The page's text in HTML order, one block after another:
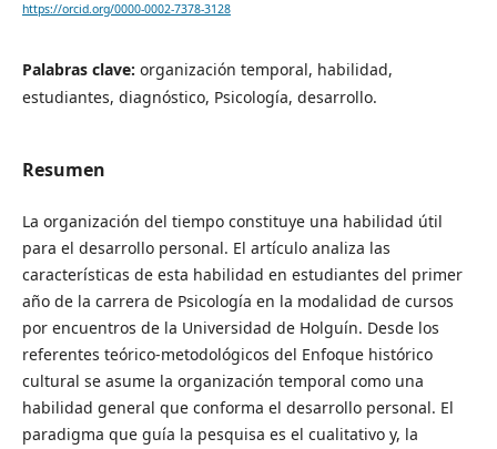
https://orcid.org/0000-0002-7378-3128
Palabras clave: organización temporal, habilidad,
estudiantes, diagnóstico, Psicología, desarrollo.
Resumen
La organización del tiempo constituye una habilidad útil
para el desarrollo personal. El artículo analiza las
características de esta habilidad en estudiantes del primer
año de la carrera de Psicología en la modalidad de cursos
por encuentros de la Universidad de Holguín. Desde los
referentes teórico-metodológicos del Enfoque histórico
cultural se asume la organización temporal como una
habilidad general que conforma el desarrollo personal. El
paradigma que guía la pesquisa es el cualitativo y, la